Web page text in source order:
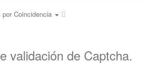
por Coincidencia
validación de Captcha.